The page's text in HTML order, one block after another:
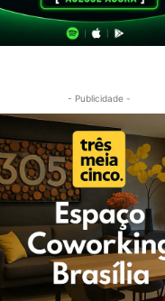
- Publicidade -